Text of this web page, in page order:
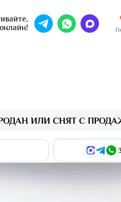
ИЛИ СНЯТ С